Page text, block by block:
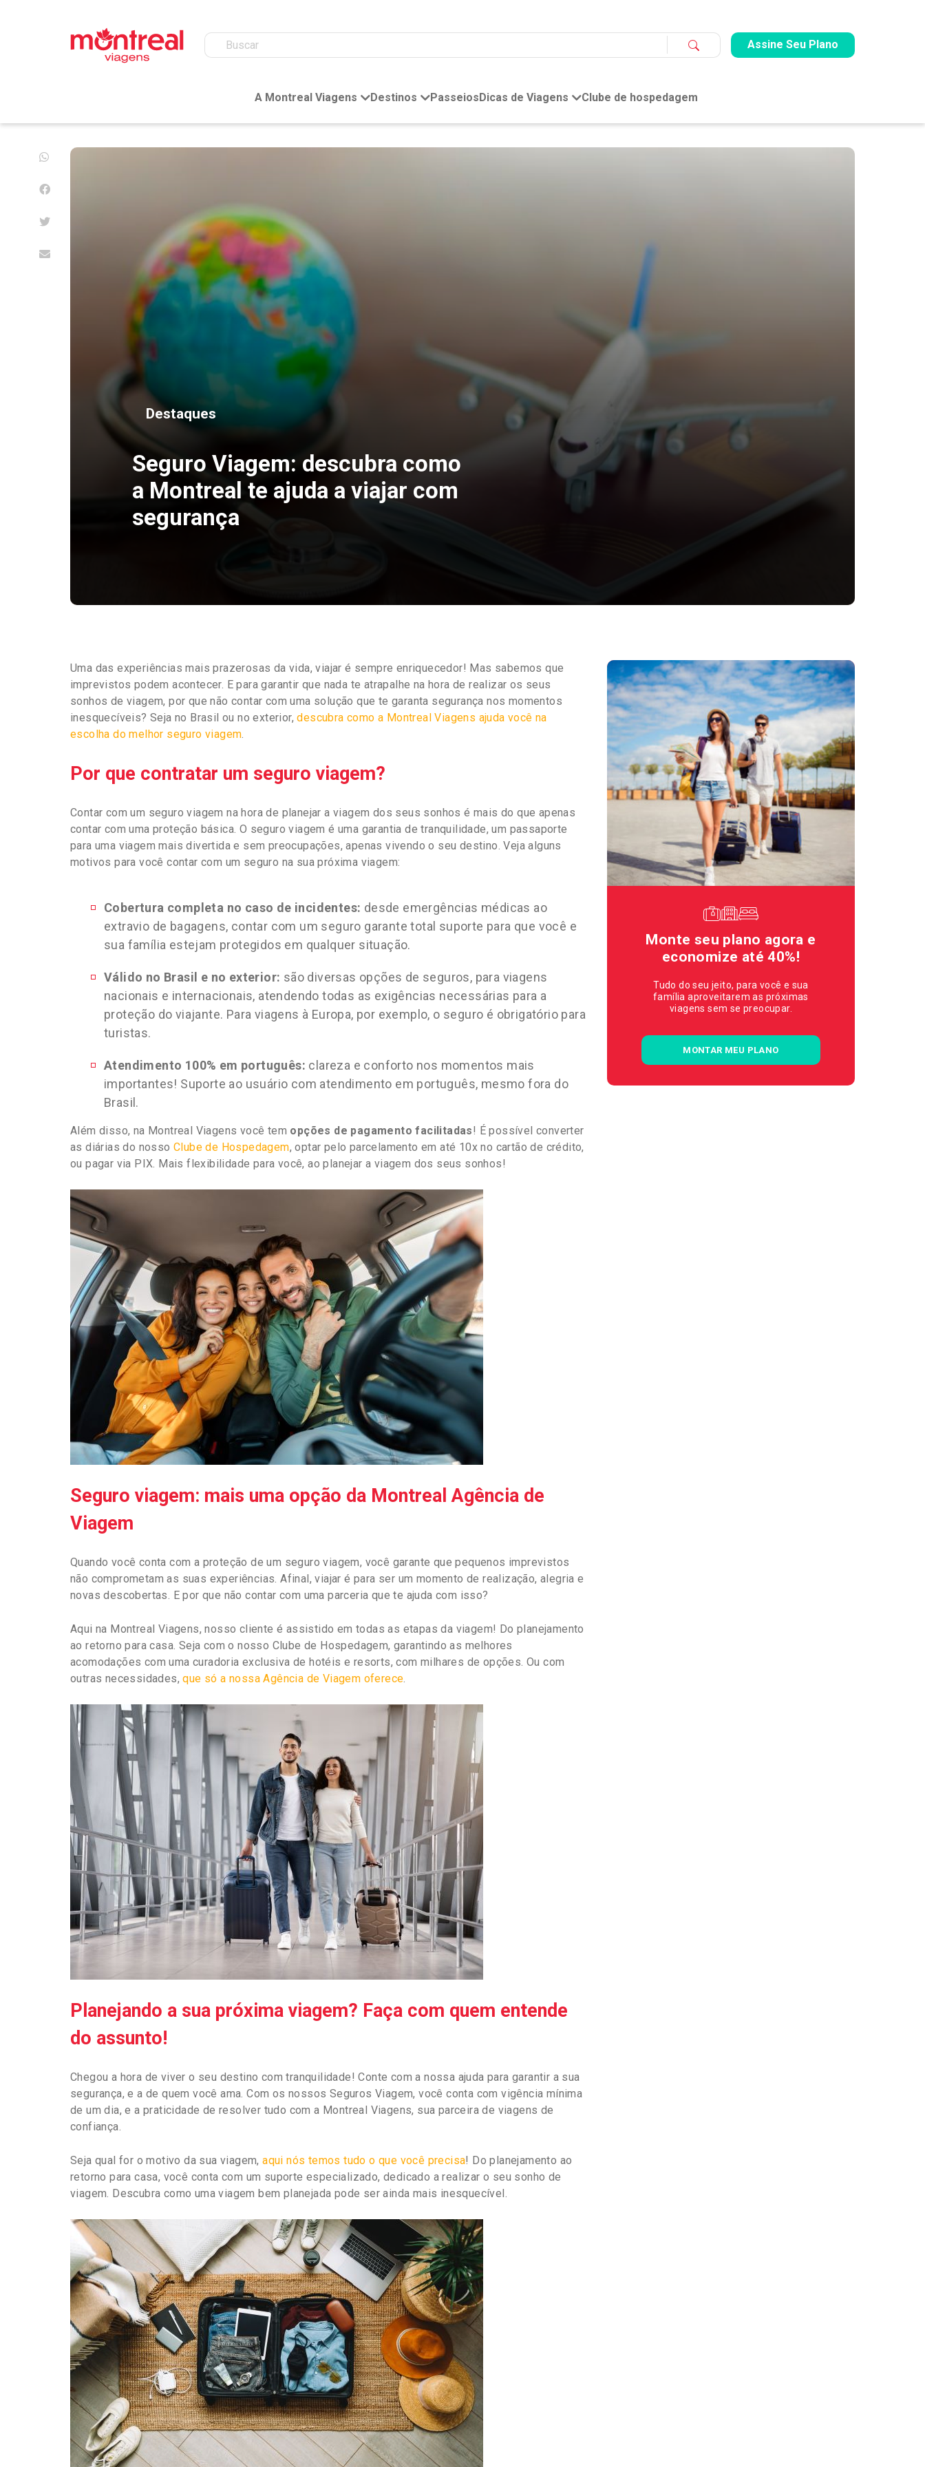
Assine Seu Plano
A Montreal Viagens Destinos Passeios Dicas de Viagens Clube de hospedagem
Destaques
Seguro Viagem: descubra como
a Montreal te ajuda a viajar com
segurança
Uma das experiências mais prazerosas da vida, viajar é sempre enriquecedor! Mas sabemos que
imprevistos podem acontecer. E para garantir que nada te atrapalhe na hora de realizar os seus
sonhos de viagem, por que não contar com uma solução que te garanta segurança nos momentos
inesquecíveis? Seja no Brasil ou no exterior,descubra como a Montreal Viagens ajuda você na
escolha do melhor seguro viagem.
Por que contratar um seguro viagem?
Contar com um seguro viagem na hora de planejar a viagem dos seus sonhos é mais do que apenas
contar com uma proteção básica. O seguro viagem é uma garantia de tranquilidade, um passaporte
para uma viagem mais divertida e sem preocupações, apenas vivendo o seu destino. Veja alguns
motivos para você contar com um seguro na sua próxima viagem:
Cobertura completa no caso de incidentes: desde emergências médicas ao
extravio de bagagens, contar com um seguro garante total suporte para que você e
sua família estejam protegidos em qualquer situação.
Válido no Brasil e no exterior: são diversas opções de seguros, para viagens
nacionais e internacionais, atendendo todas as exigências necessárias para a
proteção do viajante. Para viagens à Europa, por exemplo, o seguro é obrigatório para
turistas.
Atendimento 100% em português: clareza e conforto nos momentos mais
importantes! Suporte ao usuário com atendimento em português, mesmo fora do
Brasil.
Além disso, na Montreal Viagens você tem opções de pagamento facilitadas! É possível converter
as diárias do nosso Clube de Hospedagem, optar pelo parcelamento em até 10x no cartão de crédito,
ou pagar via PIX. Mais flexibilidade para você, ao planejar a viagem dos seus sonhos!
Seguro viagem: mais uma opção da Montreal Agência de
Viagem
Quando você conta com a proteção de um seguro viagem, você garante que pequenos imprevistos
não comprometam as suas experiências. Afinal, viajar é para ser um momento de realização, alegria e
novas descobertas. E por que não contar com uma parceria que te ajuda com isso?
Aqui na Montreal Viagens, nosso cliente é assistido em todas as etapas da viagem! Do planejamento
ao retorno para casa. Seja com o nosso Clube de Hospedagem, garantindo as melhores
acomodações com uma curadoria exclusiva de hotéis e resorts, com milhares de opções. Ou com
outras necessidades,que só a nossa Agência de Viagem oferece.
Planejando a sua próxima viagem? Faça com quem entende
do assunto!
Chegou a hora de viver o seu destino com tranquilidade! Conte com a nossa ajuda para garantir a sua
segurança, e a de quem você ama. Com os nossos Seguros Viagem, você conta com vigência mínima
de um dia, e a praticidade de resolver tudo com a Montreal Viagens, sua parceira de viagens de
confiança.
Seja qual for o motivo da sua viagem,aqui nós temos tudo o que você precisa! Do planejamento ao
retorno para casa, você conta com um suporte especializado, dedicado a realizar o seu sonho de
viagem. Descubra como uma viagem bem planejada pode ser ainda mais inesquecível.
Monte seu plano agora e
economize até 40%!
Tudo do seu jeito, para você e sua
família aproveitarem as próximas
viagens sem se preocupar.
MONTAR MEU PLANO